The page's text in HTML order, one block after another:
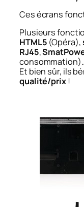
Ces écrans
Plusieurs
HTML5 (Opéra),
RJ45,
Et bien sûr, ils
qualité/prix!